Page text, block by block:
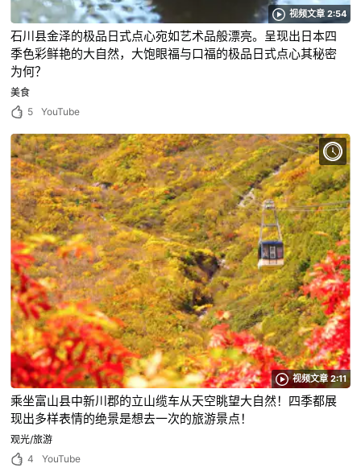
视频文章 2:54
石川县金泽的极品日式点心宛如艺术品般漂亮。呈现出日本四
季色彩鲜艳的大自然，大饱眼福与口福的极品日式点心其秘密
为何？
美食
5
YouTube
视频文章 2:11
乘坐富山县中新川郡的立山缆车从天空眺望大自然！四季都展
现出多样表情的绝景是想去一次的旅游景点！
观光/旅游
4
YouTube